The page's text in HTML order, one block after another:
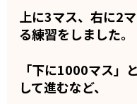
上に3マス、右に2
る練習をしました。
「下に1000マス」
して進むなど、